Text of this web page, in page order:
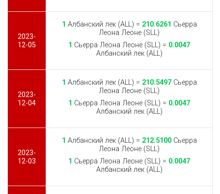
2023-
12-05
1 Албанский лек (ALL) = 210.6261 Сьерра
Леона Леоне (SLL)
1 Сьерра Леона Леоне (SLL) = 0.0047
Албанский лек (ALL)
2023-
12-04
1 Албанский лек (ALL) = 210.5497Сьерра
Леона Леоне (SLL)
1 Сьерра Леона Леоне (SLL) = 0.0047
Албанский лек (ALL)
2023-
12-03
1 Албанский лек (ALL) = 212.5100Сьерра
Леона Леоне (SLL)
1 Сьерра Леона Леоне (SLL) = 0.0047
Албанский лек (ALL)